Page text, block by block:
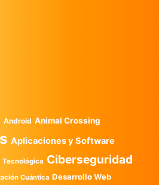
Android Animal Crossing
Aplicaciones y Software
Tecnológica Ciberseguridad
Cuántica Desarrollo Web